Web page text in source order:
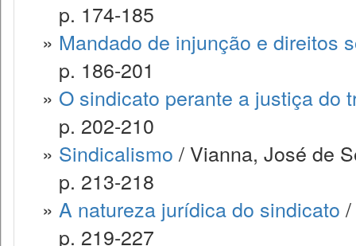
p. 174-185
» Mandado de injunção e direitos
p. 186-201
» O sindicato perante a justiça do
p. 202-210
» Sindicalismo / Vianna, José de
p. 213-218
» A natureza jurídica do sindicato
p. 219-227